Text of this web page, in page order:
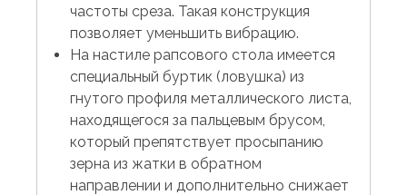
частоты среза. Такая конструкция
позволяет уменьшить вибрацию.
На настиле рапсового стола имеется
специальный буртик (ловушка) из
гнутого профиля металлического листа,
находящегося за пальцевым брусом,
который препятствует просыпанию
зерна из жатки в обратном
направлении и дополнительно снижает